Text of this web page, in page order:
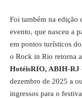
Foi também na edição
evento, que nasceu a
em pontos turísticos
o Rock in Rio retorna
HotéisRIO, ABIH-RJ
dezembro de 2025 a
ingressos para o